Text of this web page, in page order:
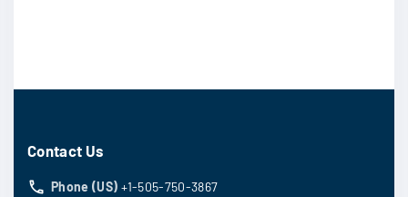
Contact Us
Phone (US) +1-505-750-3867